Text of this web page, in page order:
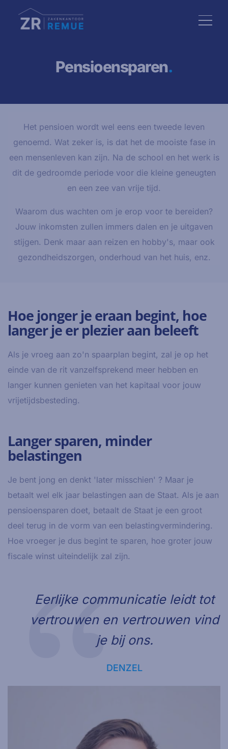
Pensioensparen.
Het pensioen wordt wel eens een tweede leven
genoemd. Wat zeker is, is dat het de mooiste fase in
een mensenleven kan zijn. Na de school en het werk is
dit de gedroomde periode voor die kleine geneugten
en een zee van vrije tijd.
Waarom dus wachten om je erop voor te bereiden?
Jouw inkomsten zullen immers dalen en je uitgaven
stijgen. Denk maar aan reizen en hobby's, maar ook
gezondheidszorgen, onderhoud van het huis, enz.
Hoe jonger je eraan begint, hoe
langer je er plezier aan beleeft
Als je vroeg aan zo'n spaarplan begint, zal je op het
einde van de rit vanzelfsprekend meer hebben en
langer kunnen genieten van het kapitaal voor jouw
vrijetijdsbesteding.
Langer sparen, minder
belastingen
Je bent jong en denkt 'later misschien' ? Maar je
betaalt wel elk jaar belastingen aan de Staat. Als je aan
pensioensparen doet, betaalt de Staat je een groot
deel terug in de vorm van een belastingvermindering.
Hoe vroeger je dus begint te sparen, hoe groter jouw
fiscale winst uiteindelijk zal zijn.
Eerlijke communicatie leidt tot
vertrouwen en vertrouwen vind
je bij ons.
DENZEL